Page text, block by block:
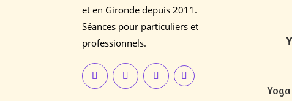
et en Gironde depuis 2011.
Séances pour particuliers et
professionnels.